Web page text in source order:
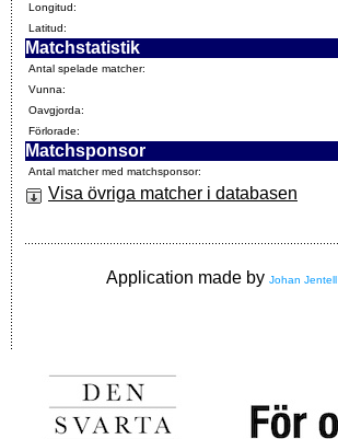
Longitud:
Latitud:
Matchstatistik
Antal spelade matcher:
Vunna:
Oavgjorda:
Förlorade:
Matchsponsor
Antal matcher med matchsponsor:
Visa övriga matcher i databasen
Application made by Johan Jentell